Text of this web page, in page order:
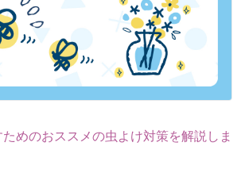
めのおススメの虫よけ対策を解説しま